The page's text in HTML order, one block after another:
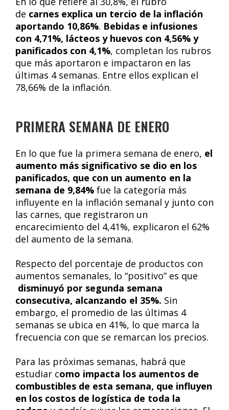
de carnes explica un tercio de la inflación
aportando 10,86%. Bebidas e infusiones
con 4,71%, lácteos y huevos con 4,56% y
panificados con 4,1%, completan los rubros
que más aportaron e impactaron en las
últimas 4 semanas. Entre ellos explican el
78,66% de la inflación.
PRIMERA SEMANA DE ENERO
En lo que fue la primera semana de enero, el
aumento más significativo se dio en los
panificados, que con un aumento en la
semana de 9,84% fue la categoría más
influyente en la inflación semanal y junto con
las carnes, que registraron un
encarecimiento del 4,41%, explicaron el 62%
del aumento de la semana.
Respecto del porcentaje de productos con
aumentos semanales, lo “positivo” es que
disminuyó por segunda semana
consecutiva, alcanzando el 35%. Sin
embargo, el promedio de las últimas 4
semanas se ubica en 41%, lo que marca la
frecuencia con que se remarcan los precios.
Para las próximas semanas, habrá que
estudiar como impacta los aumentos de
combustibles de esta semana, que influyen
en los costos de logística de toda la